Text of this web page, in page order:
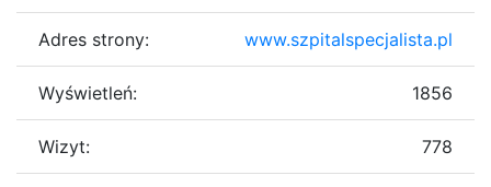
Adres strony: www.szpitalspecjalista.pl
Wyświetleń: 1856
Wizyt: 778